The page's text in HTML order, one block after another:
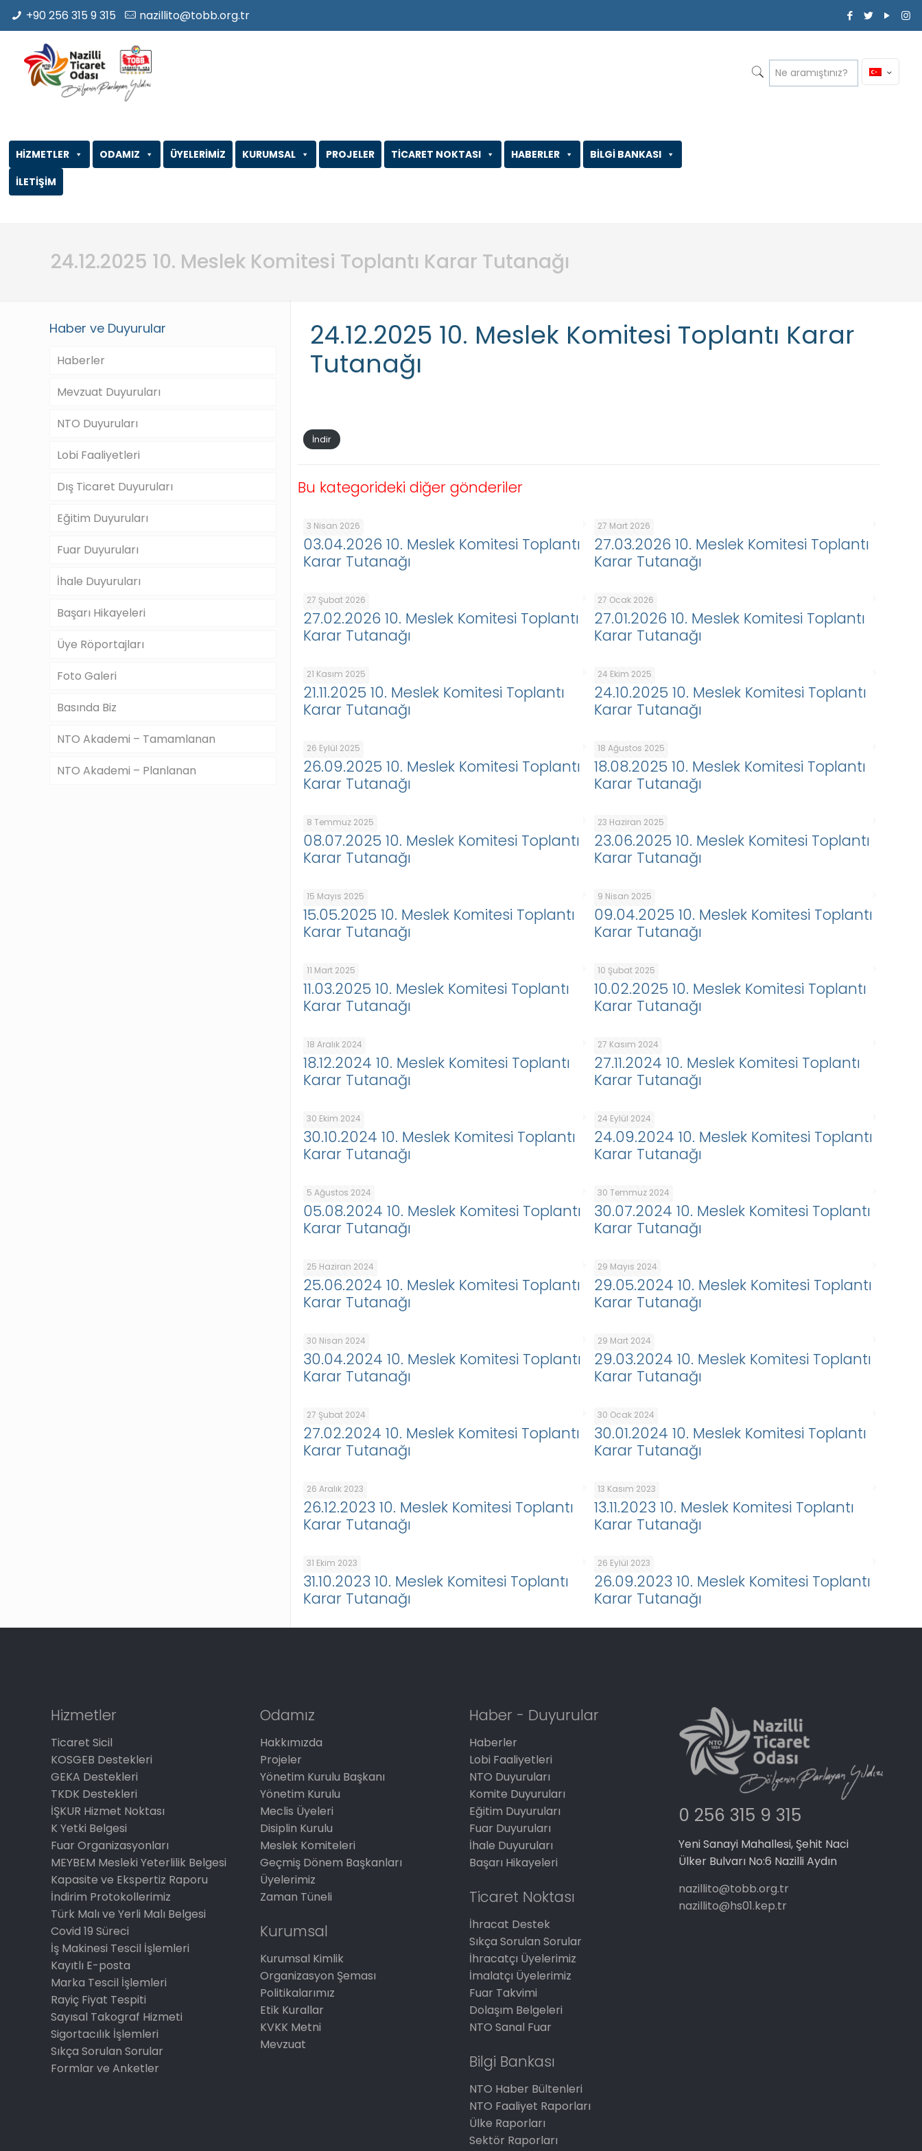
+90 256 315 9 315 nazillito@tobb.org.tr
ODAMIZ
HİZMETLER ÜYELERİMİZ KURUMSAL PROJELER TİCARET NOKTASI HABERLER
BİLGİ BANKASI
İLETİŞİM
24.12.2025 10. Meslek Komitesi Toplantı Karar Tutanağı
24.12.2025 10. Meslek Komitesi Toplantı Karar
Tutanağı
İndir
Bu kategorideki diğer gönderiler
3 Nisan 2026
03.04.2026 10. Meslek Komitesi Toplantı
Karar Tutanağı
27 Mart 2026
27.03.2026 10. Meslek Komitesi Toplantı
Karar Tutanağı
27 Şubat 2026
27.02.2026 10. Meslek Komitesi Toplantı
Karar Tutanağı
27 Ocak 2026
27.01.2026 10. Meslek Komitesi Toplantı
Karar Tutanağı
21 Kasım 2025
21.11.2025 10. Meslek Komitesi Toplantı
Karar Tutanağı
24 Ekim 2025
24.10.2025 10. Meslek Komitesi Toplantı
Karar Tutanağı
26 Eylül 2025
26.09.2025 10. Meslek Komitesi Toplantı
Karar Tutanağı
18 Ağustos 2025
18.08.2025 10. Meslek Komitesi Toplantı
Karar Tutanağı
8 Temmuz 2025
08.07.2025 10. Meslek Komitesi Toplantı
Karar Tutanağı
23 Haziran 2025
23.06.2025 10. Meslek Komitesi Toplantı
Karar Tutanağı
15 Mayıs 2025
15.05.2025 10. Meslek Komitesi Toplantı
Karar Tutanağı
9 Nisan 2025
09.04.2025 10. Meslek Komitesi Toplantı
Karar Tutanağı
11 Mart 2025
11.03.2025 10. Meslek Komitesi Toplantı
Karar Tutanağı
10 Şubat 2025
10.02.2025 10. Meslek Komitesi Toplantı
Karar Tutanağı
18 Aralık 2024
18.12.2024 10. Meslek Komitesi Toplantı
Karar Tutanağı
27 Kasım 2024
27.11.2024 10. Meslek Komitesi Toplantı
Karar Tutanağı
30 Ekim 2024
30.10.2024 10. Meslek Komitesi Toplantı
Karar Tutanağı
24 Eylül 2024
24.09.2024 10. Meslek Komitesi Toplantı
Karar Tutanağı
5 Ağustos 2024
05.08.2024 10. Meslek Komitesi Toplantı
Karar Tutanağı
30 Temmuz 2024
30.07.2024 10. Meslek Komitesi Toplantı
Karar Tutanağı
25 Haziran 2024
25.06.2024 10. Meslek Komitesi Toplantı
Karar Tutanağı
29 Mayıs 2024
29.05.2024 10. Meslek Komitesi Toplantı
Karar Tutanağı
30 Nisan 2024
30.04.2024 10. Meslek Komitesi Toplantı
Karar Tutanağı
29 Mart 2024
29.03.2024 10. Meslek Komitesi Toplantı
Karar Tutanağı
27 Şubat 2024
27.02.2024 10. Meslek Komitesi Toplantı
Karar Tutanağı
30 Ocak 2024
30.01.2024 10. Meslek Komitesi Toplantı
Karar Tutanağı
26 Aralık 2023
26.12.2023 10. Meslek Komitesi Toplantı
Karar Tutanağı
13 Kasım 2023
13.11.2023 10. Meslek Komitesi Toplantı
Karar Tutanağı
31 Ekim 2023
31.10.2023 10. Meslek Komitesi Toplantı
Karar Tutanağı
26 Eylül 2023
26.09.2023 10. Meslek Komitesi Toplantı
Karar Tutanağı
Haber ve Duyurular
Haberler
Mevzuat Duyuruları
NTO Duyuruları
Lobi Faaliyetleri
Dış Ticaret Duyuruları
Eğitim Duyuruları
Fuar Duyuruları
İhale Duyuruları
Başarı Hikayeleri
Üye Röportajları
Foto Galeri
Basında Biz
NTO Akademi – Tamamlanan
NTO Akademi – Planlanan
Hizmetler
Ticaret Sicil
KOSGEB Destekleri
GEKA Destekleri
TKDK Destekleri
İŞKUR Hizmet Noktası
K Yetki Belgesi
Fuar Organizasyonları
MEYBEM Mesleki Yeterlilik Belgesi
Kapasite ve Ekspertiz Raporu
İndirim Protokollerimiz
Türk Malı ve Yerli Malı Belgesi
Covid 19 Süreci
İş Makinesi Tescil İşlemleri
Kayıtlı E-posta
Marka Tescil İşlemleri
Rayiç Fiyat Tespiti
Sayısal Takograf Hizmeti
Sigortacılık İşlemleri
Sıkça Sorulan Sorular
Formlar ve Anketler
Odamız
Hakkımızda
Projeler
Yönetim Kurulu Başkanı
Yönetim Kurulu
Meclis Üyeleri
Disiplin Kurulu
Meslek Komiteleri
Geçmiş Dönem Başkanları
Üyelerimiz
Zaman Tüneli
Kurumsal
Kurumsal Kimlik
Organizasyon Şeması
Politikalarımız
Etik Kurallar
KVKK Metni
Mevzuat
Haber - Duyurular
Haberler
Lobi Faaliyetleri
NTO Duyuruları
Komite Duyuruları
Eğitim Duyuruları
Fuar Duyuruları
İhale Duyuruları
Başarı Hikayeleri
Ticaret Noktası
İhracat Destek
Sıkça Sorulan Sorular
İhracatçı Üyelerimiz
İmalatçı Üyelerimiz
Fuar Takvimi
Dolaşım Belgeleri
NTO Sanal Fuar
Bilgi Bankası
NTO Haber Bültenleri
NTO Faaliyet Raporları
Ülke Raporları
Sektör Raporları
0 256 315 9 315
Yeni Sanayi Mahallesi, Şehit Naci
Ülker Bulvarı No:6 Nazilli Aydın
nazillito@tobb.org.tr
nazillito@hs01.kep.tr